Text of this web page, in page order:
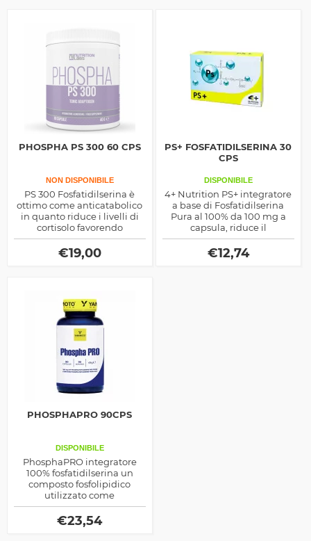
PHOSPHA PS 300 60 CPS
NON DISPONIBILE
PS 300 Fosfatidilserina è
ottimo come anticatabolico
in quanto riduce i livelli di
cortisolo favorendo
l'aumento della massa
muscolare magra.
€19,00
PS+ FOSFATIDILSERINA 30
CPS
DISPONIBILE
4+ Nutrition PS+ integratore
a base di Fosfatidilserina
Pura al 100% da 100 mg a
capsula, riduce il
catabolismo muscolare e
velocizza il recupero
muscolare
€12,74
PHOSPHAPRO 90CPS
DISPONIBILE
PhosphaPRO integratore
100% fosfatidilserina un
composto fosfolipidico
utilizzato come
anticatabolico, agisce
controllando la presenza del
cortisolo nel sangue, ideale
€23,54